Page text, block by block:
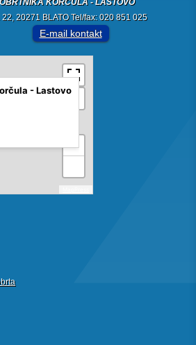
KORČULA - LASTOVO
20271 BLATO Tel/fax: 020 851 025
E-mail kontakt
+
- Lastovo